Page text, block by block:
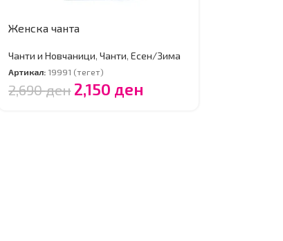
Женска чанта
Чанти и Новчаници, Чанти, Есен/Зима
Артикал: 19991 (тегет)
2,690ден 2,150 ден